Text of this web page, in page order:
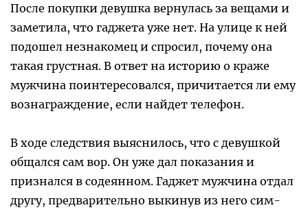
После покупки девушка вернулась за вещами и
заметила, что гаджета уже нет. На улице к ней
подошел незнакомец и спросил, почему она
такая грустная. В ответ на историю о краже
мужчина поинтересовался, причитается ли ему
вознаграждение, если найдет телефон.
В ходе следствия выяснилось, что с девушкой
общался сам вор. Он уже дал показания и
признался в содеянном. Гаджет мужчина отдал
другу, предварительно выкинув из него сим-